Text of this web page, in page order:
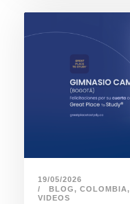
19/05/2026
BLOG, COLOMBIA,
VIDEOS